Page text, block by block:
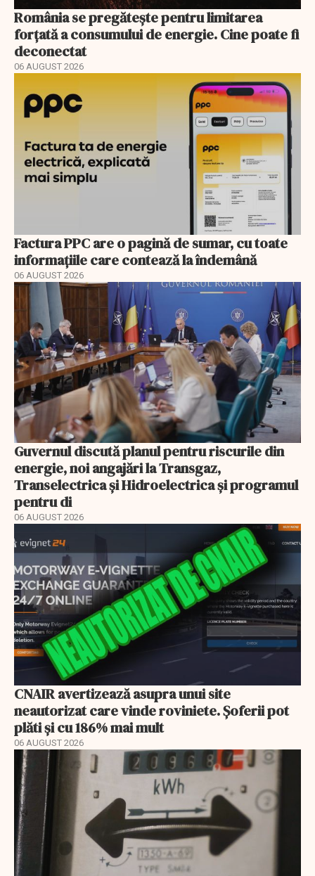
România se pregătește pentru limitarea
forțată a consumului de energie. Cine poate fi
deconectat
06 AUGUST 2026
Factura PPC are o pagină de sumar, cu toate
informațiile care contează la îndemână
06 AUGUST 2026
Guvernul discută planul pentru riscurile din
energie, noi angajări la Transgaz,
Transelectrica și Hidroelectrica și programul
pentru di
06 AUGUST 2026
CNAIR avertizează asupra unui site
neautorizat care vinde roviniete. Șoferii pot
plăti și cu 186% mai mult
06 AUGUST 2026